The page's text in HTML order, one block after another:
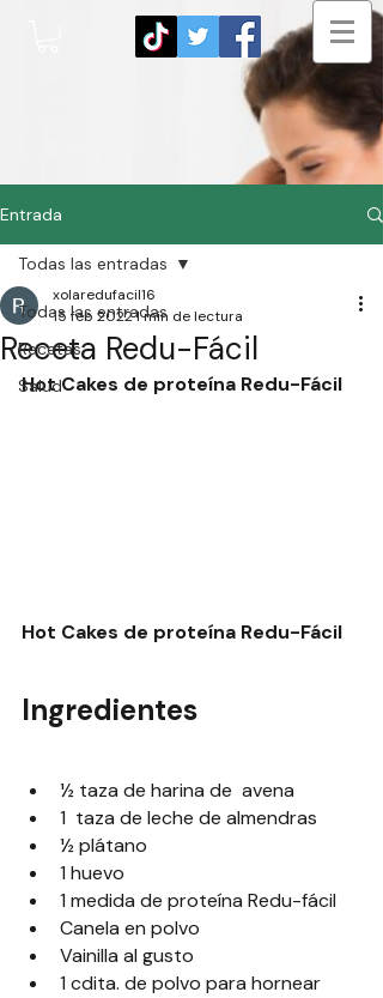
Entrada
Todas las entradas
Recetas
Salud
Todas las entradas
Receta Redu-Fácil
xolaredufacil16
15 feb 20221 min de lectura
Hot Cakes de proteína Redu-Fácil
Hot Cakes de proteína Redu-Fácil
Ingredientes
½ taza de harina de  avena
1  taza de leche de almendras
½ plátano
1 huevo
1 medida de proteína Redu-fácil
Canela en polvo
Vainilla al gusto
1 cdita. de polvo para hornear